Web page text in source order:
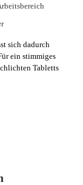
sich dadurch
ein stimmiges
Tabletts